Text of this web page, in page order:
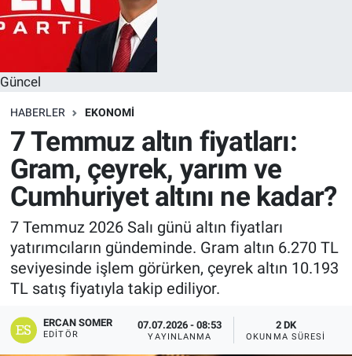
Güncel
HABERLER EKONOMI
7 Temmuz altın fiyatları:
Gram, çeyrek, yarım ve
Cumhuriyet altını ne kadar?
7 Temmuz 2026 Salı günü altın fiyatları
yatırımcıların gündeminde. Gram altın 6.270 TL
seviyesinde işlem görürken, çeyrek altın 10.193
TL satış fiyatıyla takip ediliyor.
ERCAN SOMER
EDITÖR
07.07.2026 - 08:53
YAYINLANMA
2 DK
OKUNMA SÜRESI